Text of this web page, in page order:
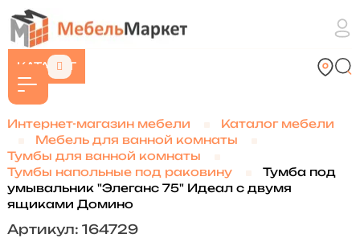
КАТАЛОГ
Интернет-магазин мебели
Каталог мебели
Мебель для ванной комнаты
Тумбы для ванной комнаты
Тумбы напольные под раковину
Тумба под
умывальник "Элеганс 75" Идеал с двумя
ящиками Домино
Артикул: 164729